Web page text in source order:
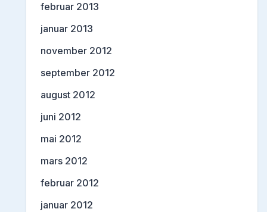
februar 2013
januar 2013
november 2012
september 2012
august 2012
juni 2012
mai 2012
mars 2012
februar 2012
januar 2012